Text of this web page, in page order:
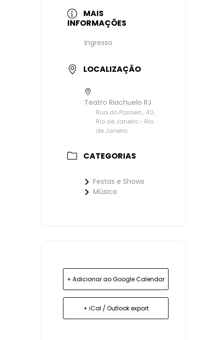
MAIS
INFORMAÇÕES
Ingresso
LOCALIZAÇÃO
Teatro Riachuelo RJ
Rua do Passeio , 40,
Rio de Janeiro - Rio
de Janeiro
CATEGORIAS
Festas e Shows
Música
+ Adicionar ao Google Calendar
+ iCal / Outlook export